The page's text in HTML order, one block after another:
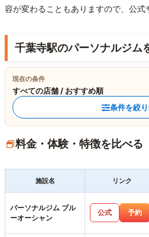
容が変わることもありますので、公式
千葉寺駅のパーソナルジム
現在の条件
すべての店舗 / おすすめ順
条件を絞
料金・体験・特徴を比べる
施設名 リンク
パーソナルジム ブル
ーオーシャン
公式 予約